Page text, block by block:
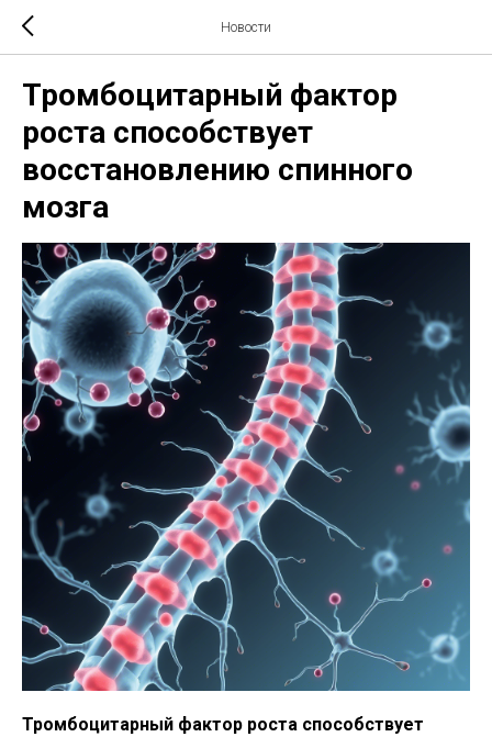
Новости
Тромбоцитарный фактор
роста способствует
восстановлению спинного
мозга
Тромбоцитарный фактор роста способствует